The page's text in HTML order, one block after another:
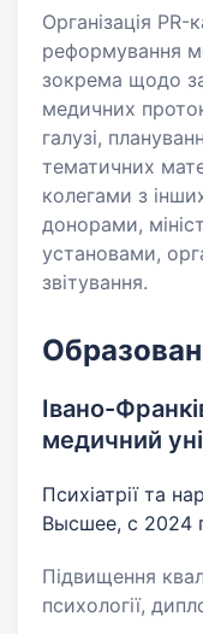
Організація PR-
реформування
зокрема щодо
медичних
галузі,
тематичних
колегами з
донорами,
установами,
звітування.
Івано-
медичний
Психіатрії та
Высшее, с 2024
Підвищення
психології,